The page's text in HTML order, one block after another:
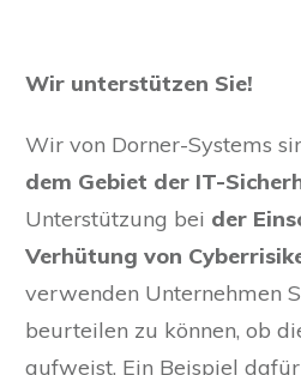
Wir unterstützen Sie!
Wir von Dorner-Systems
dem Gebiet der IT-
Unterstützung bei der
Verhütung von
verwenden Unternehmen
beurteilen zu können, ob
aufweist. Ein Beispiel